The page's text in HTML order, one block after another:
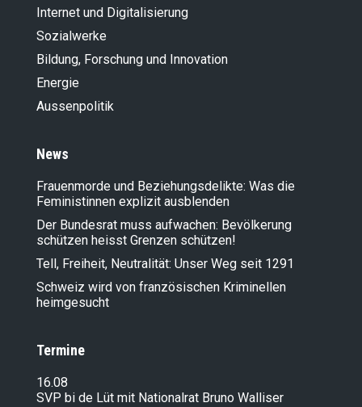
Internet und Digitalisierung
Sozialwerke
Bildung, Forschung und Innovation
Energie
Aussenpolitik
News
Frauenmorde und Beziehungsdelikte: Was die
Feministinnen explizit ausblenden
Der Bundesrat muss aufwachen: Bevölkerung
schützen heisst Grenzen schützen!
Tell, Freiheit, Neutralität: Unser Weg seit 1291
Schweiz wird von französischen Kriminellen
heimgesucht
Termine
16.08
SVP bi de Lüt mit Nationalrat Bruno Walliser